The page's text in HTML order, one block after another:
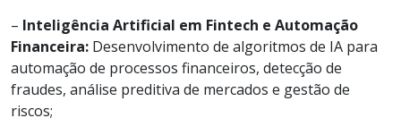
– Inteligência Artificial em Fintech e Automação
Financeira: Desenvolvimento de algoritmos de IA para
automação de processos financeiros, detecção de
fraudes, análise preditiva de mercados e gestão de
riscos;